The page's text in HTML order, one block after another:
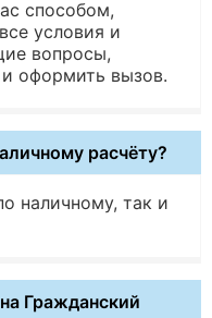
способом,
условия и
вопросы,
оформить вызов.
расчёту?
наличному, так и
Гражданский